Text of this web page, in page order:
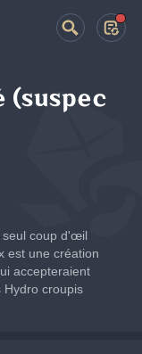
(suspec
seul coup d'œil
est une création
accepteraient
Hydro croupis